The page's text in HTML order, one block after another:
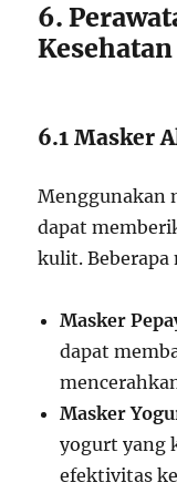
6.
6.1 Masker
Menggunakan
dapat
kulit. Beberapa
Masker
dapat
Masker
yogurt yang
efektivitas